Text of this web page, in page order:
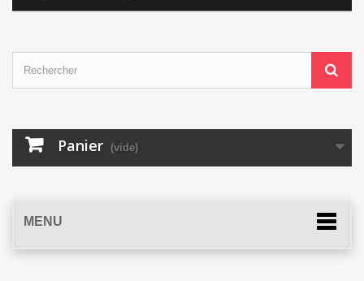
Panier (vide)
MENU